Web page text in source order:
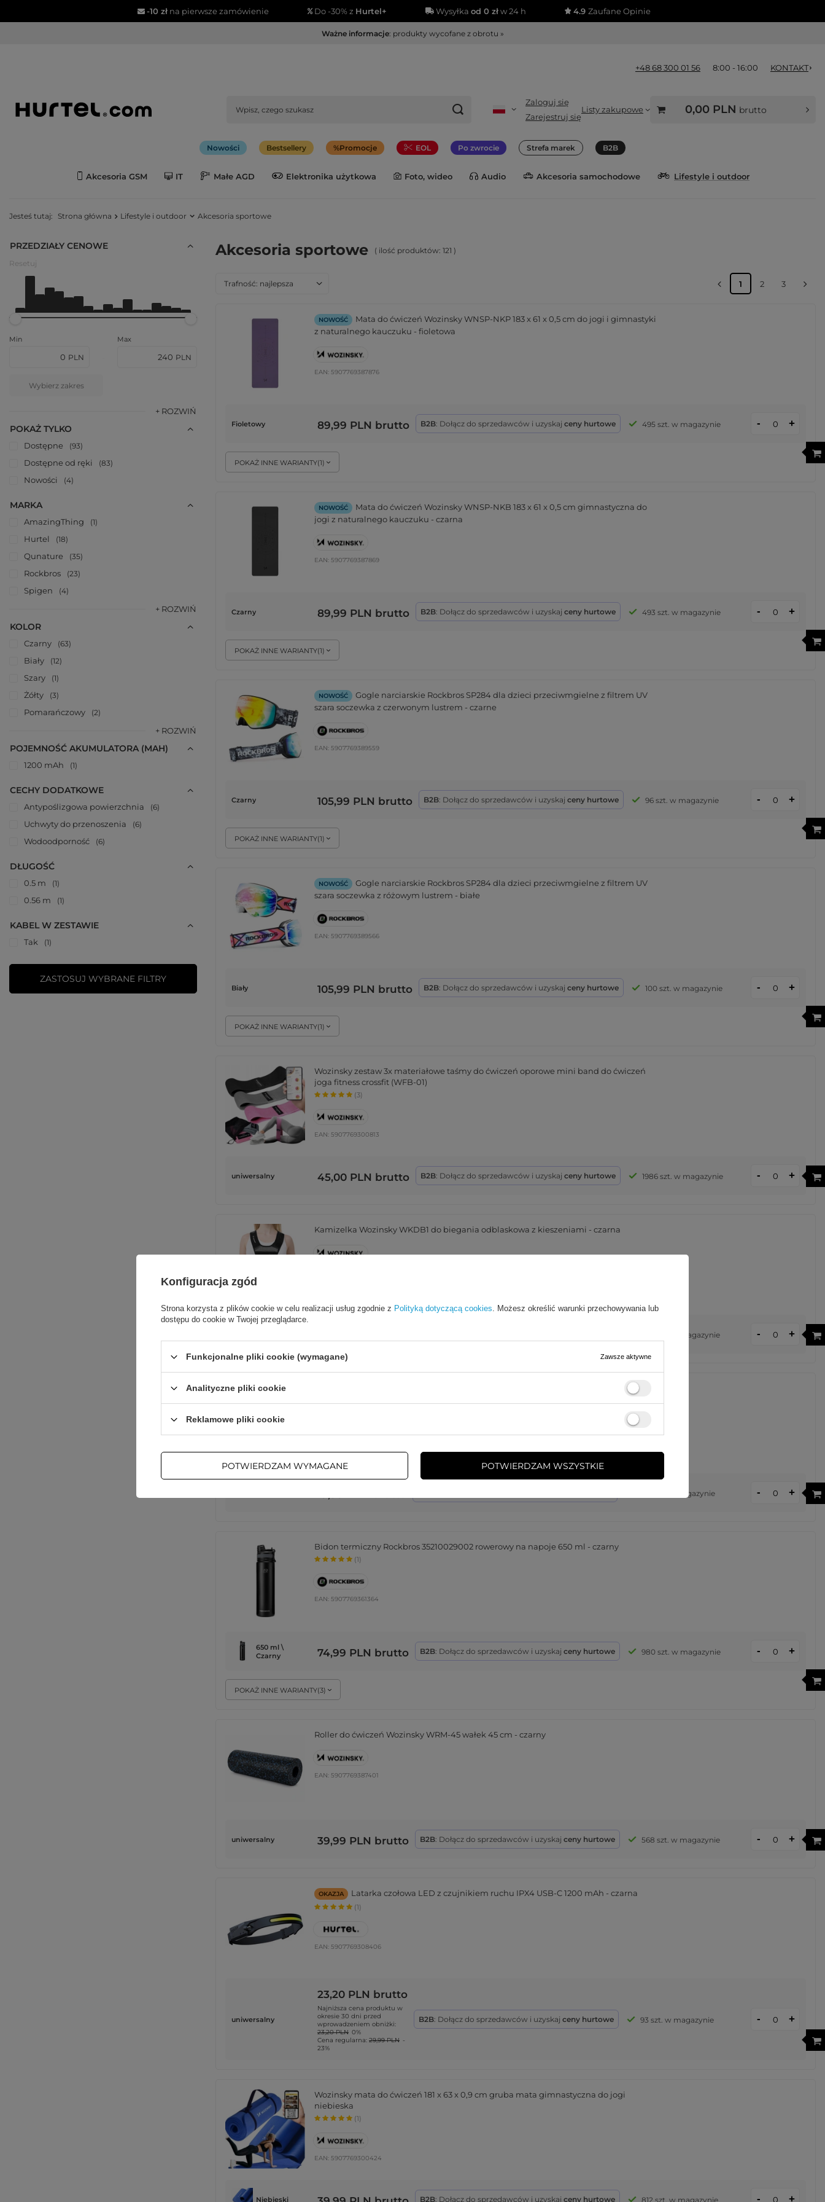
-10 złna pierwsze zamówienie Do -30% z Hurtel+ Wysyłka od 0 złw 24 h 4.9Zaufane Opinie
Ważne informacje: produkty wycofane z obrotu »
+48 68 300 01 56 8:00 - 16:00 KONTAKT
Zaloguj się
Zarejestruj się
Listy zakupowe 0,00 PLN brutto
Nowości Bestsellery Promocje EOL Po zwrocie Strefa marek B2B
Akcesoria GSM IT Małe AGD Elektronika użytkowa Foto, wideo Audio Akcesoria samochodowe Lifestyle i outdoor
Jesteś tutaj: Strona główna Lifestyle i outdoor Akcesoria sportowe
PRZEDZIAŁY CENOWE
Resetuj
0.00PLN - 10.00PLN
Min
PLN
Max
PLN
Wybierz zakres
+ ROZWIŃ
POKAŻ TYLKO
Dostępne 93
Dostępne od ręki 83
Nowości 4
MARKA
AmazingThing 1
Hurtel 18
Qunature 35
Rockbros 23
Spigen 4
+ ROZWIŃ
KOLOR
Czarny 63
Biały 12
Szary 1
Żółty 3
Pomarańczowy 2
+ ROZWIŃ
POJEMNOŚĆ AKUMULATORA (MAH)
1200 mAh 1
CECHY DODATKOWE
Antypoślizgowa powierzchnia 6
Uchwyty do przenoszenia 6
Wodoodporność 6
DŁUGOŚĆ
0.5 m 1
0.56 m 1
KABEL W ZESTAWIE
Tak 1
ZASTOSUJ WYBRANE FILTRY
Akcesoria sportowe ( ilość produktów: 121 )
Zmień sortowanie
Trafność: najlepsza 1 2 3
NOWOŚĆ
Mata do ćwiczeń Wozinsky WNSP-NKP 183 x 61 x 0,5 cm do jogi i gimnastyki
z naturalnego kauczuku - fioletowa
EAN: 5907769387876
POKAŻ INNE WARIANTY(1)
Fioletowy 89,99 PLN brutto B2B: Dołącz do sprzedawców i uzyskaj ceny hurtowe 495 szt. w magazynie - +
NOWOŚĆ
Mata do ćwiczeń Wozinsky WNSP-NKB 183 x 61 x 0,5 cm gimnastyczna do
jogi z naturalnego kauczuku - czarna
EAN: 5907769387869
POKAŻ INNE WARIANTY(1)
Czarny 89,99 PLN brutto B2B: Dołącz do sprzedawców i uzyskaj ceny hurtowe 493 szt. w magazynie - +
NOWOŚĆ
Gogle narciarskie Rockbros SP284 dla dzieci przeciwmgielne z filtrem UV
szara soczewka z czerwonym lustrem - czarne
EAN: 5907769389559
POKAŻ INNE WARIANTY(1)
Czarny 105,99 PLN brutto B2B: Dołącz do sprzedawców i uzyskaj ceny hurtowe 96 szt. w magazynie - +
NOWOŚĆ
Gogle narciarskie Rockbros SP284 dla dzieci przeciwmgielne z filtrem UV
szara soczewka z różowym lustrem - białe
EAN: 5907769389566
POKAŻ INNE WARIANTY(1)
Biały 105,99 PLN brutto B2B: Dołącz do sprzedawców i uzyskaj ceny hurtowe 100 szt. w magazynie - +
Wozinsky zestaw 3x materiałowe taśmy do ćwiczeń oporowe mini band do ćwiczeń
joga fitness crossfit (WFB-01)
(3)
EAN: 5907769300813
uniwersalny 45,00 PLN brutto B2B: Dołącz do sprzedawców i uzyskaj ceny hurtowe 1986 szt. w magazynie - +
Kamizelka Wozinsky WKDB1 do biegania odblaskowa z kieszeniami - czarna
268 szt. w magazynie - +
319 szt. w magazynie - +
Bidon termiczny Rockbros 35210029002 rowerowy na napoje 650 ml - czarny
(1)
EAN: 5907769361364
POKAŻ INNE WARIANTY(3)
650 ml \
Czarny
74,99 PLN brutto B2B: Dołącz do sprzedawców i uzyskaj ceny hurtowe 980 szt. w magazynie - +
Roller do ćwiczeń Wozinsky WRM-45 wałek 45 cm - czarny
EAN: 5907769387401
uniwersalny 39,99 PLN brutto B2B: Dołącz do sprzedawców i uzyskaj ceny hurtowe 568 szt. w magazynie - +
OKAZJA Latarka czołowa LED z czujnikiem ruchu IPX4 USB-C 1200 mAh - czarna
(1)
EAN: 5907769308406
uniwersalny
23,20 PLN brutto
Najniższa cena produktu w
okresie 30 dni przed
wprowadzeniem obniżki:
23,20 PLN 0%
Cena regularna: 29,99 PLN -
23%
B2B: Dołącz do sprzedawców i uzyskaj ceny hurtowe 93 szt. w magazynie - +
Wozinsky mata do ćwiczeń 181 x 63 x 0,9 cm gruba mata gimnastyczna do jogi
niebieska
(1)
EAN: 5907769300424
Niebieski B2B: Dołącz do sprzedawców i uzyskaj ceny hurtowe 812 szt. w magazynie - +
Konfiguracja zgód
Strona korzysta z plików cookie w celu realizacji usług zgodnie z Polityką dotyczącą cookies. Możesz określić warunki przechowywania lub
dostępu do cookie w Twojej przeglądarce.
Funkcjonalne pliki cookie (wymagane) Zawsze aktywne
Analityczne pliki cookie
Reklamowe pliki cookie
POTWIERDZAM WYMAGANE POTWIERDZAM WSZYSTKIE